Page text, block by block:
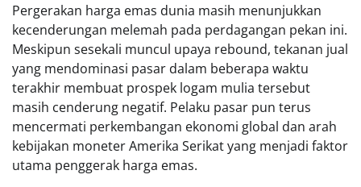
Pergerakan harga emas dunia masih menunjukkan
kecenderungan melemah pada perdagangan pekan ini.
Meskipun sesekali muncul upaya rebound, tekanan jual
yang mendominasi pasar dalam beberapa waktu
terakhir membuat prospek logam mulia tersebut
masih cenderung negatif. Pelaku pasar pun terus
mencermati perkembangan ekonomi global dan arah
kebijakan moneter Amerika Serikat yang menjadi faktor
utama penggerak harga emas.